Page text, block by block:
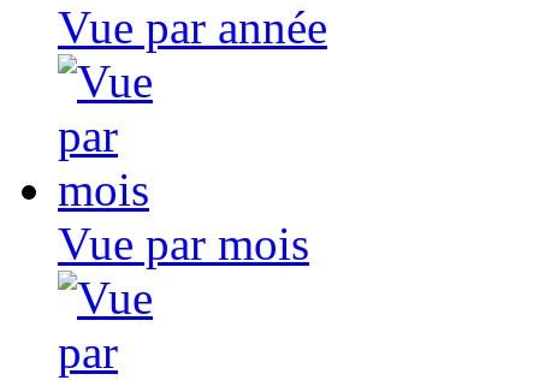
Vue par année
Vue par mois